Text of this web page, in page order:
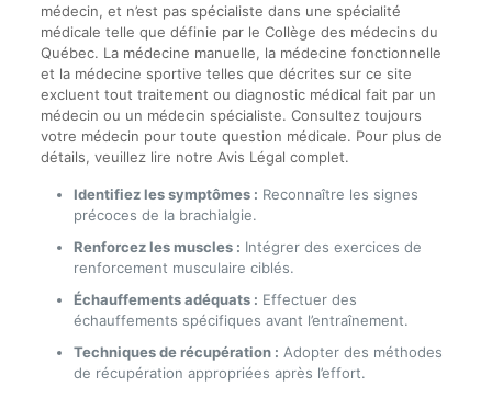
médecin, et n’est pas spécialiste dans une spécialité
médicale telle que définie par le Collège des médecins du
Québec. La médecine manuelle, la médecine fonctionnelle
et la médecine sportive telles que décrites sur ce site
excluent tout traitement ou diagnostic médical fait par un
médecin ou un médecin spécialiste. Consultez toujours
votre médecin pour toute question médicale. Pour plus de
détails, veuillez lire notre Avis Légal complet.
Identifiez les symptômes : Reconnaître les signes
précoces de la brachialgie.
Renforcez les muscles : Intégrer des exercices de
renforcement musculaire ciblés.
Échauffements adéquats : Effectuer des
échauffements spécifiques avant l’entraînement.
Techniques de récupération : Adopter des méthodes
de récupération appropriées après l’effort.